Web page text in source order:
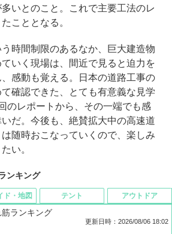
いとのこと。これで主要工法のレ
こととなる。
時間制限のあるなか、巨大建造物
いく現場は、間近で見ると迫力を
感動も覚える。日本の道路工事の
確認できた、とても有意義な見学
のレポートから、その一端でも感
だ。今後も、絶賛拡大中の高速道
随時おこなっていくので、楽しみ
い。
ンキング
ランキング
更新日時：2026/08/06 18:02
ド・地図 テント アウトドア